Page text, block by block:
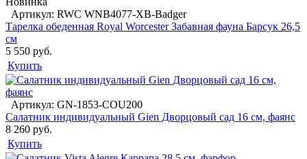
Артикул: RWC WNB4077-XB-Badger
Тарелка обеденная Royal Worcester Забавная фауна Барсук 26,5
см
5 550 руб.
Купить
Артикул: GN-1853-COU200
Салатник индивидуальный Gien Дворцовый сад 16 см, фаянс
8 260 руб.
Купить